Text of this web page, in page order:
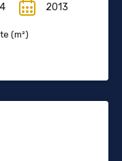
4 2013
(m²)